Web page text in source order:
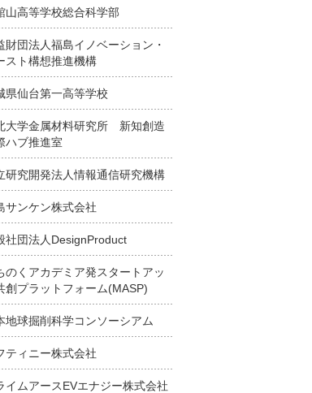
山高等学校総合科学部
財団法人福島イノベーション・
スト構想推進機構
県仙台第一高等学校
大学金属材料研究所 新知創造
ハブ推進室
研究開発法人情報通信研究機構
サンケン株式会社
社団法人DesignProduct
のくアカデミア発スタートアッ
創プラットフォーム(MASP)
地球掘削科学コンソーシアム
ティニー株式会社
イムアースEVエナジー株式会社